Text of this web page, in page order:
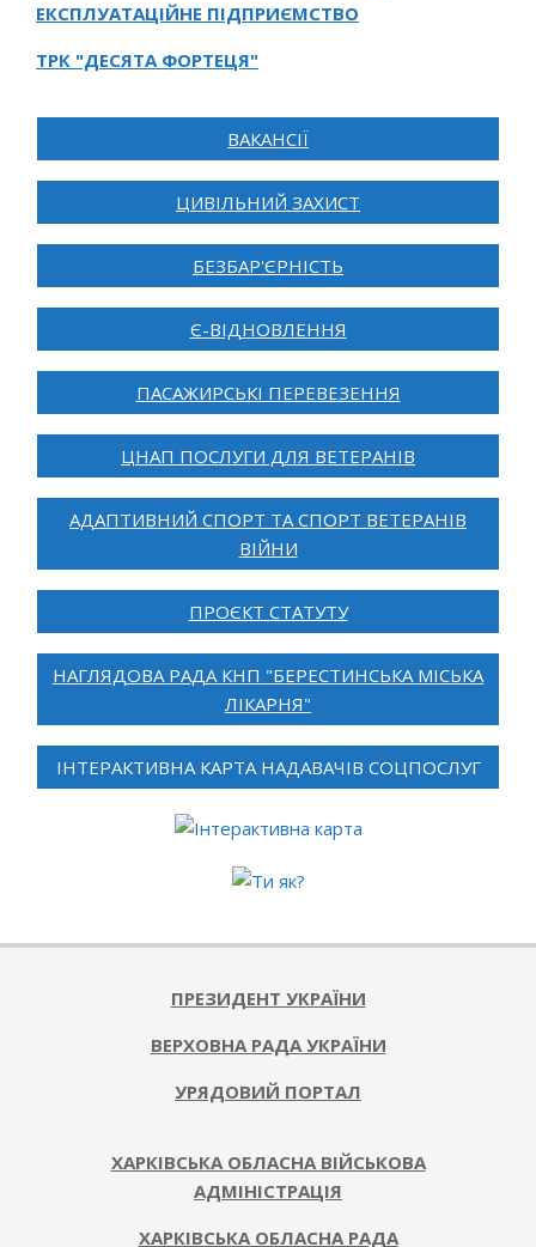
ЕКСПЛУАТАЦІЙНЕ ПІДПРИЄМСТВО
ТРК "ДЕСЯТА ФОРТЕЦЯ"
ВАКАНСІЇ
ЦИВІЛЬНИЙ ЗАХИСТ
БЕЗБАР'ЄРНІСТЬ
Є-ВІДНОВЛЕННЯ
ПАСАЖИРСЬКІ ПЕРЕВЕЗЕННЯ
ЦНАП ПОСЛУГИ ДЛЯ ВЕТЕРАНІВ
АДАПТИВНИЙ СПОРТ ТА СПОРТ ВЕТЕРАНІВ
ВІЙНИ
ПРОЄКТ СТАТУТУ
НАГЛЯДОВА РАДА КНП "БЕРЕСТИНСЬКА МІСЬКА
ЛІКАРНЯ"
ІНТЕРАКТИВНА КАРТА НАДАВАЧІВ СОЦПОСЛУГ
ПРЕЗИДЕНТ УКРАЇНИ
ВЕРХОВНА РАДА УКРАЇНИ
УРЯДОВИЙ ПОРТАЛ
ХАРКІВСЬКА ОБЛАСНА ВІЙСЬКОВА
АДМІНІСТРАЦІЯ
ХАРКІВСЬКА ОБЛАСНА РАДА